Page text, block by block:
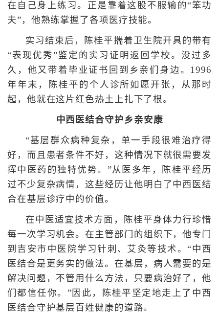
在自己身上练习。正是靠着这股不服输的“笨功
夫”，他熟练掌握了各项医疗技能。
实习结束后，陈桂平揣着卫生院开具的带有
“表现优秀”鉴定的实习证明返回学校。没过多
久，他又带着毕业证书回到乡亲们身边。1996
年年末，陈桂平的个人诊所如愿开张，从那时
起，他就在这片红色热土上扎下了根。
中西医结合守护乡亲安康
“基层群众病种复杂，单一手段很难治疗得
好，而且患者条件不好，这种情况下就很需要发
挥中医药的独特优势。”从医多年，陈桂平经历
过不少复杂病情，这些经历让他明白了中西医结
合在基层诊疗中的价值。
在中医适宜技术方面，陈桂平身体力行珍惜
每一次学习机会。在主管部门的组织下，他专门
到吉安市中医院学习针刺、艾灸等技术。“中西
医结合是更务实的做法。在基层，病人需要的是
解决问题，不管用什么方法，只要病治好了，他
们都信任你。”因此，陈桂平坚定地走上了中西
医结合守护基层百姓健康的道路。